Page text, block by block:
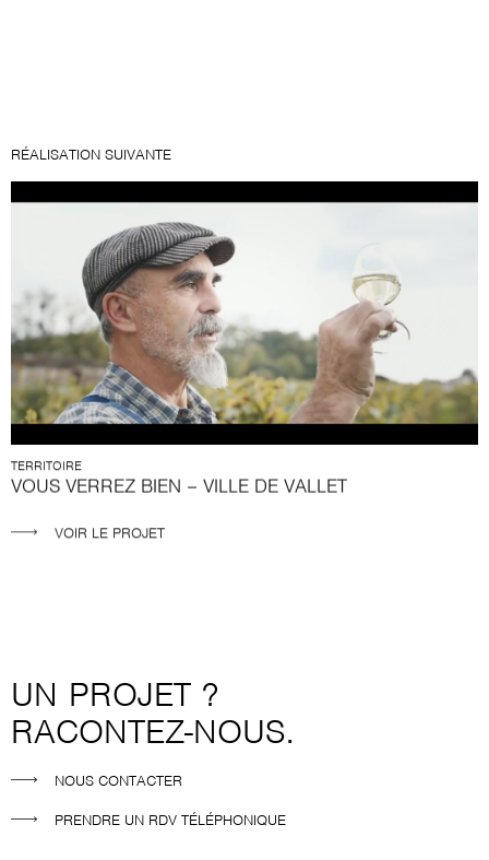
RÉALISATION SUIVANTE
TERRITOIRE
VOUS VERREZ BIEN – VILLE DE VALLET
VOIR LE PROJET
UN PROJET ?
RACONTEZ-NOUS.
NOUS CONTACTER
PRENDRE UN RDV TÉLÉPHONIQUE